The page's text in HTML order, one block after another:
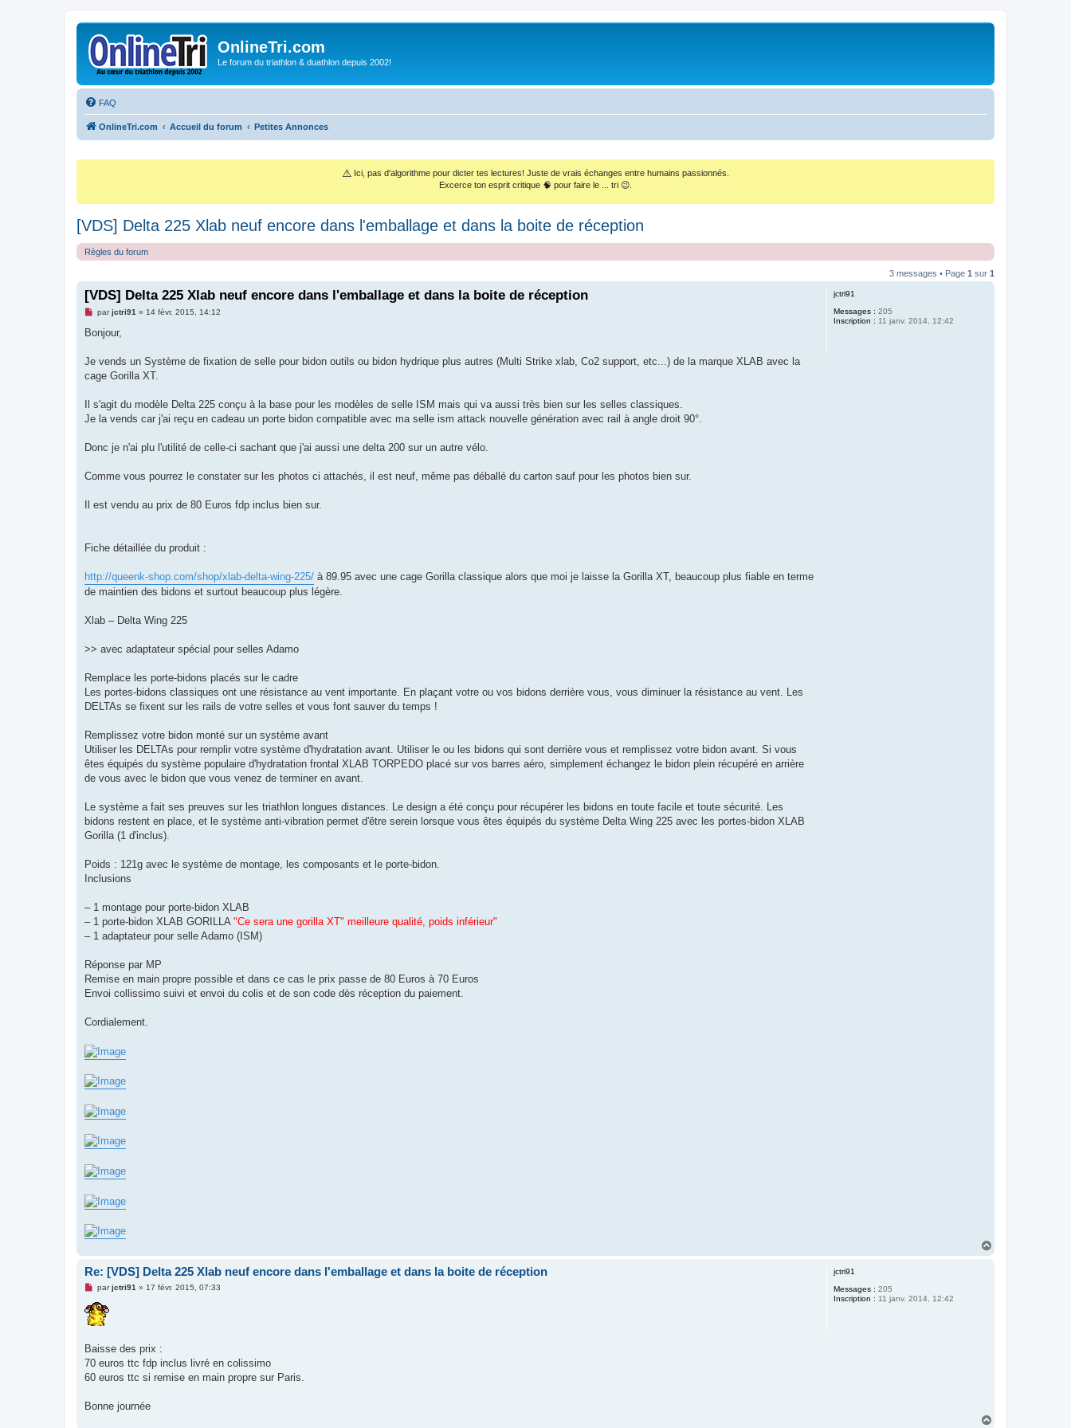
OnlineTri.com
Le forum du triathlon & duathlon depuis 2002!
FAQ
OnlineTri.com Accueil du forum Petites Annonces
⚠️ Ici, pas d'algorithme pour dicter tes lectures! Juste de vrais échanges entre humains passionnés.
Excerce ton esprit critique 🧠 pour faire le ... tri 😉.
[VDS] Delta 225 Xlab neuf encore dans l'emballage et dans la boite de réception
Règles du forum
3 messages • Page 1 sur 1
jctri91
Messages : 205
Inscription : 11 janv. 2014, 12:42
[VDS] Delta 225 Xlab neuf encore dans l'emballage et dans la boite de réception
M
s
g
n
l
u
parjctri91 » 14 févr. 2015, 14:12
Bonjour,
Je vends un Système de fixation de selle pour bidon outils ou bidon hydrique plus autres (Multi Strike xlab, Co2 support, etc...) de la marque XLAB avec la
cage Gorilla XT.
Il s'agit du modèle Delta 225 conçu à la base pour les modèles de selle ISM mais qui va aussi très bien sur les selles classiques.
Je la vends car j'ai reçu en cadeau un porte bidon compatible avec ma selle ism attack nouvelle génération avec rail à angle droit 90°.
Donc je n'ai plu l'utilité de celle-ci sachant que j'ai aussi une delta 200 sur un autre vélo.
Comme vous pourrez le constater sur les photos ci attachés, il est neuf, même pas déballé du carton sauf pour les photos bien sur.
Il est vendu au prix de 80 Euros fdp inclus bien sur.
Fiche détaillée du produit :
http://queenk-shop.com/shop/xlab-delta-wing-225/ à 89.95 avec une cage Gorilla classique alors que moi je laisse la Gorilla XT, beaucoup plus fiable en terme
de maintien des bidons et surtout beaucoup plus légère.
Xlab – Delta Wing 225
>> avec adaptateur spécial pour selles Adamo
Remplace les porte-bidons placés sur le cadre
Les portes-bidons classiques ont une résistance au vent importante. En plaçant votre ou vos bidons derrière vous, vous diminuer la résistance au vent. Les
DELTAs se fixent sur les rails de votre selles et vous font sauver du temps !
Remplissez votre bidon monté sur un système avant
Utiliser les DELTAs pour remplir votre système d'hydratation avant. Utiliser le ou les bidons qui sont derrière vous et remplissez votre bidon avant. Si vous
êtes équipés du système populaire d'hydratation frontal XLAB TORPEDO placé sur vos barres aéro, simplement échangez le bidon plein récupéré en arrière
de vous avec le bidon que vous venez de terminer en avant.
Le système a fait ses preuves sur les triathlon longues distances. Le design a été conçu pour récupérer les bidons en toute facile et toute sécurité. Les
bidons restent en place, et le système anti-vibration permet d'être serein lorsque vous êtes équipés du système Delta Wing 225 avec les portes-bidon XLAB
Gorilla (1 d'inclus).
Poids : 121g avec le système de montage, les composants et le porte-bidon.
Inclusions
– 1 montage pour porte-bidon XLAB
– 1 porte-bidon XLAB GORILLA "Ce sera une gorilla XT" meilleure qualité, poids inférieur"
– 1 adaptateur pour selle Adamo (ISM)
Réponse par MP
Remise en main propre possible et dans ce cas le prix passe de 80 Euros à 70 Euros
Envoi collissimo suivi et envoi du colis et de son code dès réception du paiement.
Cordialement.
jctri91
Messages : 205
Inscription : 11 janv. 2014, 12:42
Re: [VDS] Delta 225 Xlab neuf encore dans l'emballage et dans la boite de réception
M
s
s
a
e
n
o
n
l
parjctri91 » 17 févr. 2015, 07:33
Baisse des prix :
70 euros ttc fdp inclus livré en colissimo
60 euros ttc si remise en main propre sur Paris.
Bonne journée